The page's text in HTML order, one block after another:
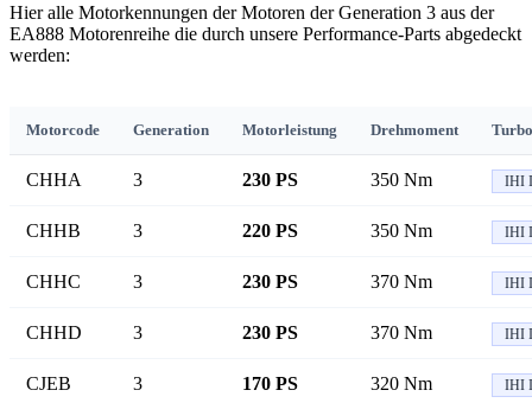
Hier alle Motorkennungen der Motoren der Generation 3 aus der
EA888 Motorenreihe die durch unsere Performance-Parts abgedeckt
werden:
Motorcode Generation Motorleistung Drehmoment
CHHA 3 230 PS 350 Nm IHI
CHHB 3 220 PS 350 Nm IHI
CHHC 3 230 PS 370 Nm IHI
CHHD 3 230 PS 370 Nm IHI
CJEB 3 170 PS 320 Nm IHI